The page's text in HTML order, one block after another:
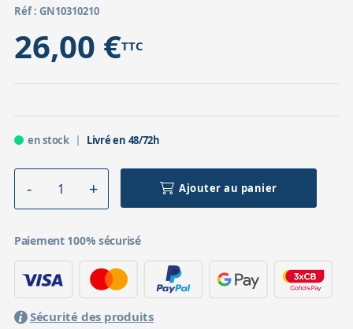
Réf : GN10310210
26,00 €TTC
en stock Livré en 48/72h
Ajouter au panier
Paiement 100% sécurisé
Sécurité des produits